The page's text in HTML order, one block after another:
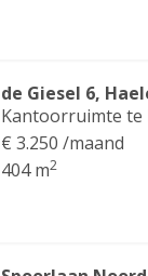
de Giesel 6,
Kantoorruimte
€ 3.250 /maand
404 m2